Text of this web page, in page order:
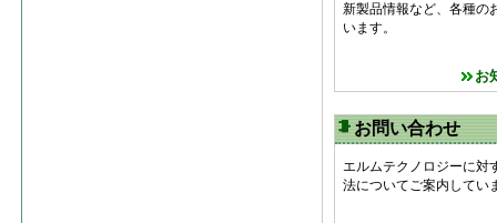
新製品情報など、各種の
います。
お
お問い合わせ
エルムテクノロジーに対
法についてご案内してい